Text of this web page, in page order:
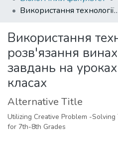
Collections
Statistics
Використання технології розв'язання
Використання
розв'язання
завдань на уроках
класах
Alternative Title
Utilizing Creative Problem -
for 7th-8th Grades